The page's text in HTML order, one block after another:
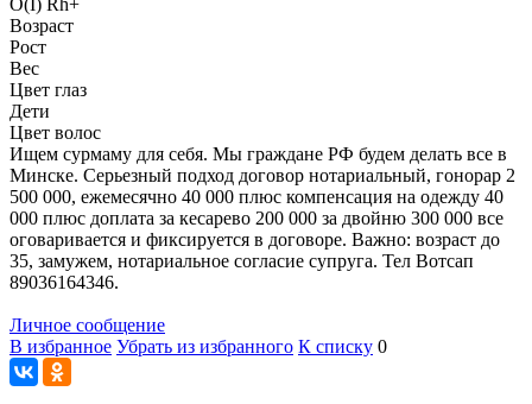
Возраст
Рост
Вес
Цвет глаз
Дети
Цвет волос
Ищем сурмаму для себя. Мы граждане РФ будем делать все в
Минске. Серьезный подход договор нотариальный, гонорар 2
500 000, ежемесячно 40 000 плюс компенсация на одежду 40
000 плюс доплата за кесарево 200 000 за двойню 300 000 все
оговаривается и фиксируется в договоре. Важно: возраст до
35, замужем, нотариальное согласие супруга. Тел Вотсап
89036164346.
Личное сообщение
В избранное Убрать из избранного К списку 0